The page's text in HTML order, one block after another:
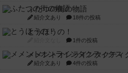
ふたつの街の物語
紹介文あり 18件の投稿
とうほうの！
1件の投稿
メメントオンラインタクティ
紹介文あり 4件の投稿